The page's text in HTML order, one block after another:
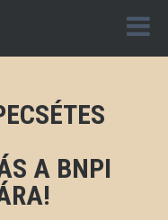
A BNPI